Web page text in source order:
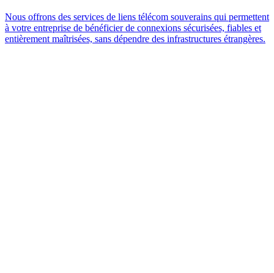
Nous offrons des services de liens télécom souverains qui permettent
à votre entreprise de bénéficier de connexions sécurisées, fiables et
entièrement maîtrisées, sans dépendre des infrastructures étrangères.